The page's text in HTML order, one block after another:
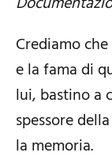
Crediamo
e la fama di
lui, bastino a
spessore
la memoria.